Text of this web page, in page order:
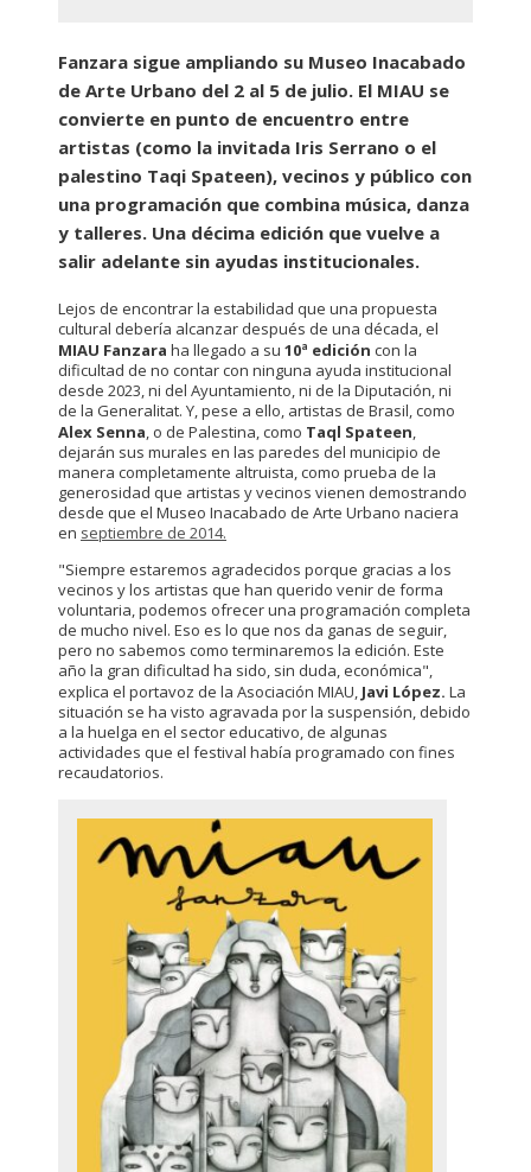
Fanzara sigue ampliando su Museo Inacabado
de Arte Urbano del 2 al 5 de julio. El MIAU se
convierte en punto de encuentro entre
artistas (como la invitada Iris Serrano o el
palestino Taqi Spateen), vecinos y público con
una programación que combina música, danza
y talleres. Una décima edición que vuelve a
salir adelante sin ayudas institucionales.
Lejos de encontrar la estabilidad que una propuesta
cultural debería alcanzar después de una década, el
MIAU Fanzara ha llegado a su 10ª edición con la
dificultad de no contar con ninguna ayuda institucional
desde 2023, ni del Ayuntamiento, ni de la Diputación, ni
de la Generalitat. Y, pese a ello, artistas de Brasil, como
Alex Senna, o de Palestina, como Taql Spateen,
dejarán sus murales en las paredes del municipio de
manera completamente altruista, como prueba de la
generosidad que artistas y vecinos vienen demostrando
desde que el Museo Inacabado de Arte Urbano naciera
en septiembre de 2014.
"Siempre estaremos agradecidos porque gracias a los
vecinos y los artistas que han querido venir de forma
voluntaria, podemos ofrecer una programación completa
de mucho nivel. Eso es lo que nos da ganas de seguir,
pero no sabemos como terminaremos la edición. Este
año la gran dificultad ha sido, sin duda, económica",
explica el portavoz de la Asociación MIAU, Javi López. La
situación se ha visto agravada por la suspensión, debido
a la huelga en el sector educativo, de algunas
actividades que el festival había programado con fines
recaudatorios.